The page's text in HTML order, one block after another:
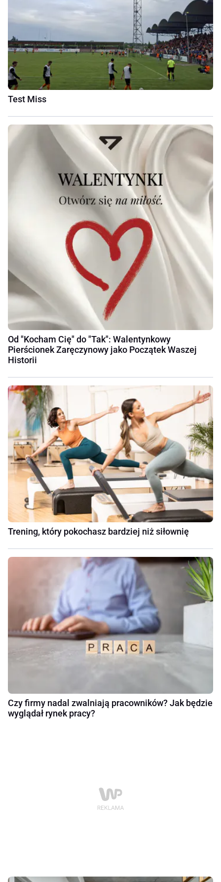
Test Miss
Od "Kocham Cię" do "Tak": Walentynkowy
Pierścionek Zaręczynowy jako Początek Waszej
Historii
Trening, który pokochasz bardziej niż siłownię
Czy firmy nadal zwalniają pracowników? Jak będzie
wyglądał rynek pracy?